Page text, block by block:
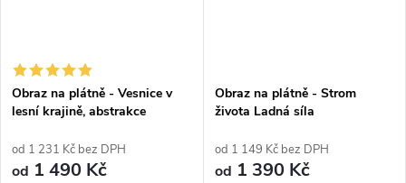
Obraz na plátně - Vesnice v
lesní krajině, abstrakce
od 1 231 Kč bez DPH
od 1 490 Kč
Obraz na plátně - Strom
života Ladná síla
od 1 149 Kč bez DPH
od 1 390 Kč